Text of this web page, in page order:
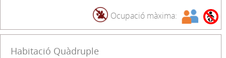
Ocupació màxima:
Habitació Quàdruple